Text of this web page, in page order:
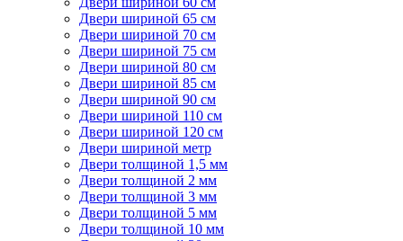
Двери шириной 65 см
Двери шириной 70 см
Двери шириной 75 см
Двери шириной 80 см
Двери шириной 85 см
Двери шириной 90 см
Двери шириной 110 см
Двери шириной 120 см
Двери шириной метр
Двери толщиной 1,5 мм
Двери толщиной 2 мм
Двери толщиной 3 мм
Двери толщиной 5 мм
Двери толщиной 10 мм